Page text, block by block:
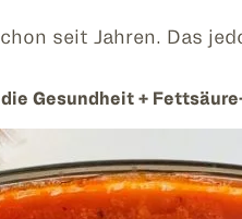
seit Jahren. Das
Gesundheit +